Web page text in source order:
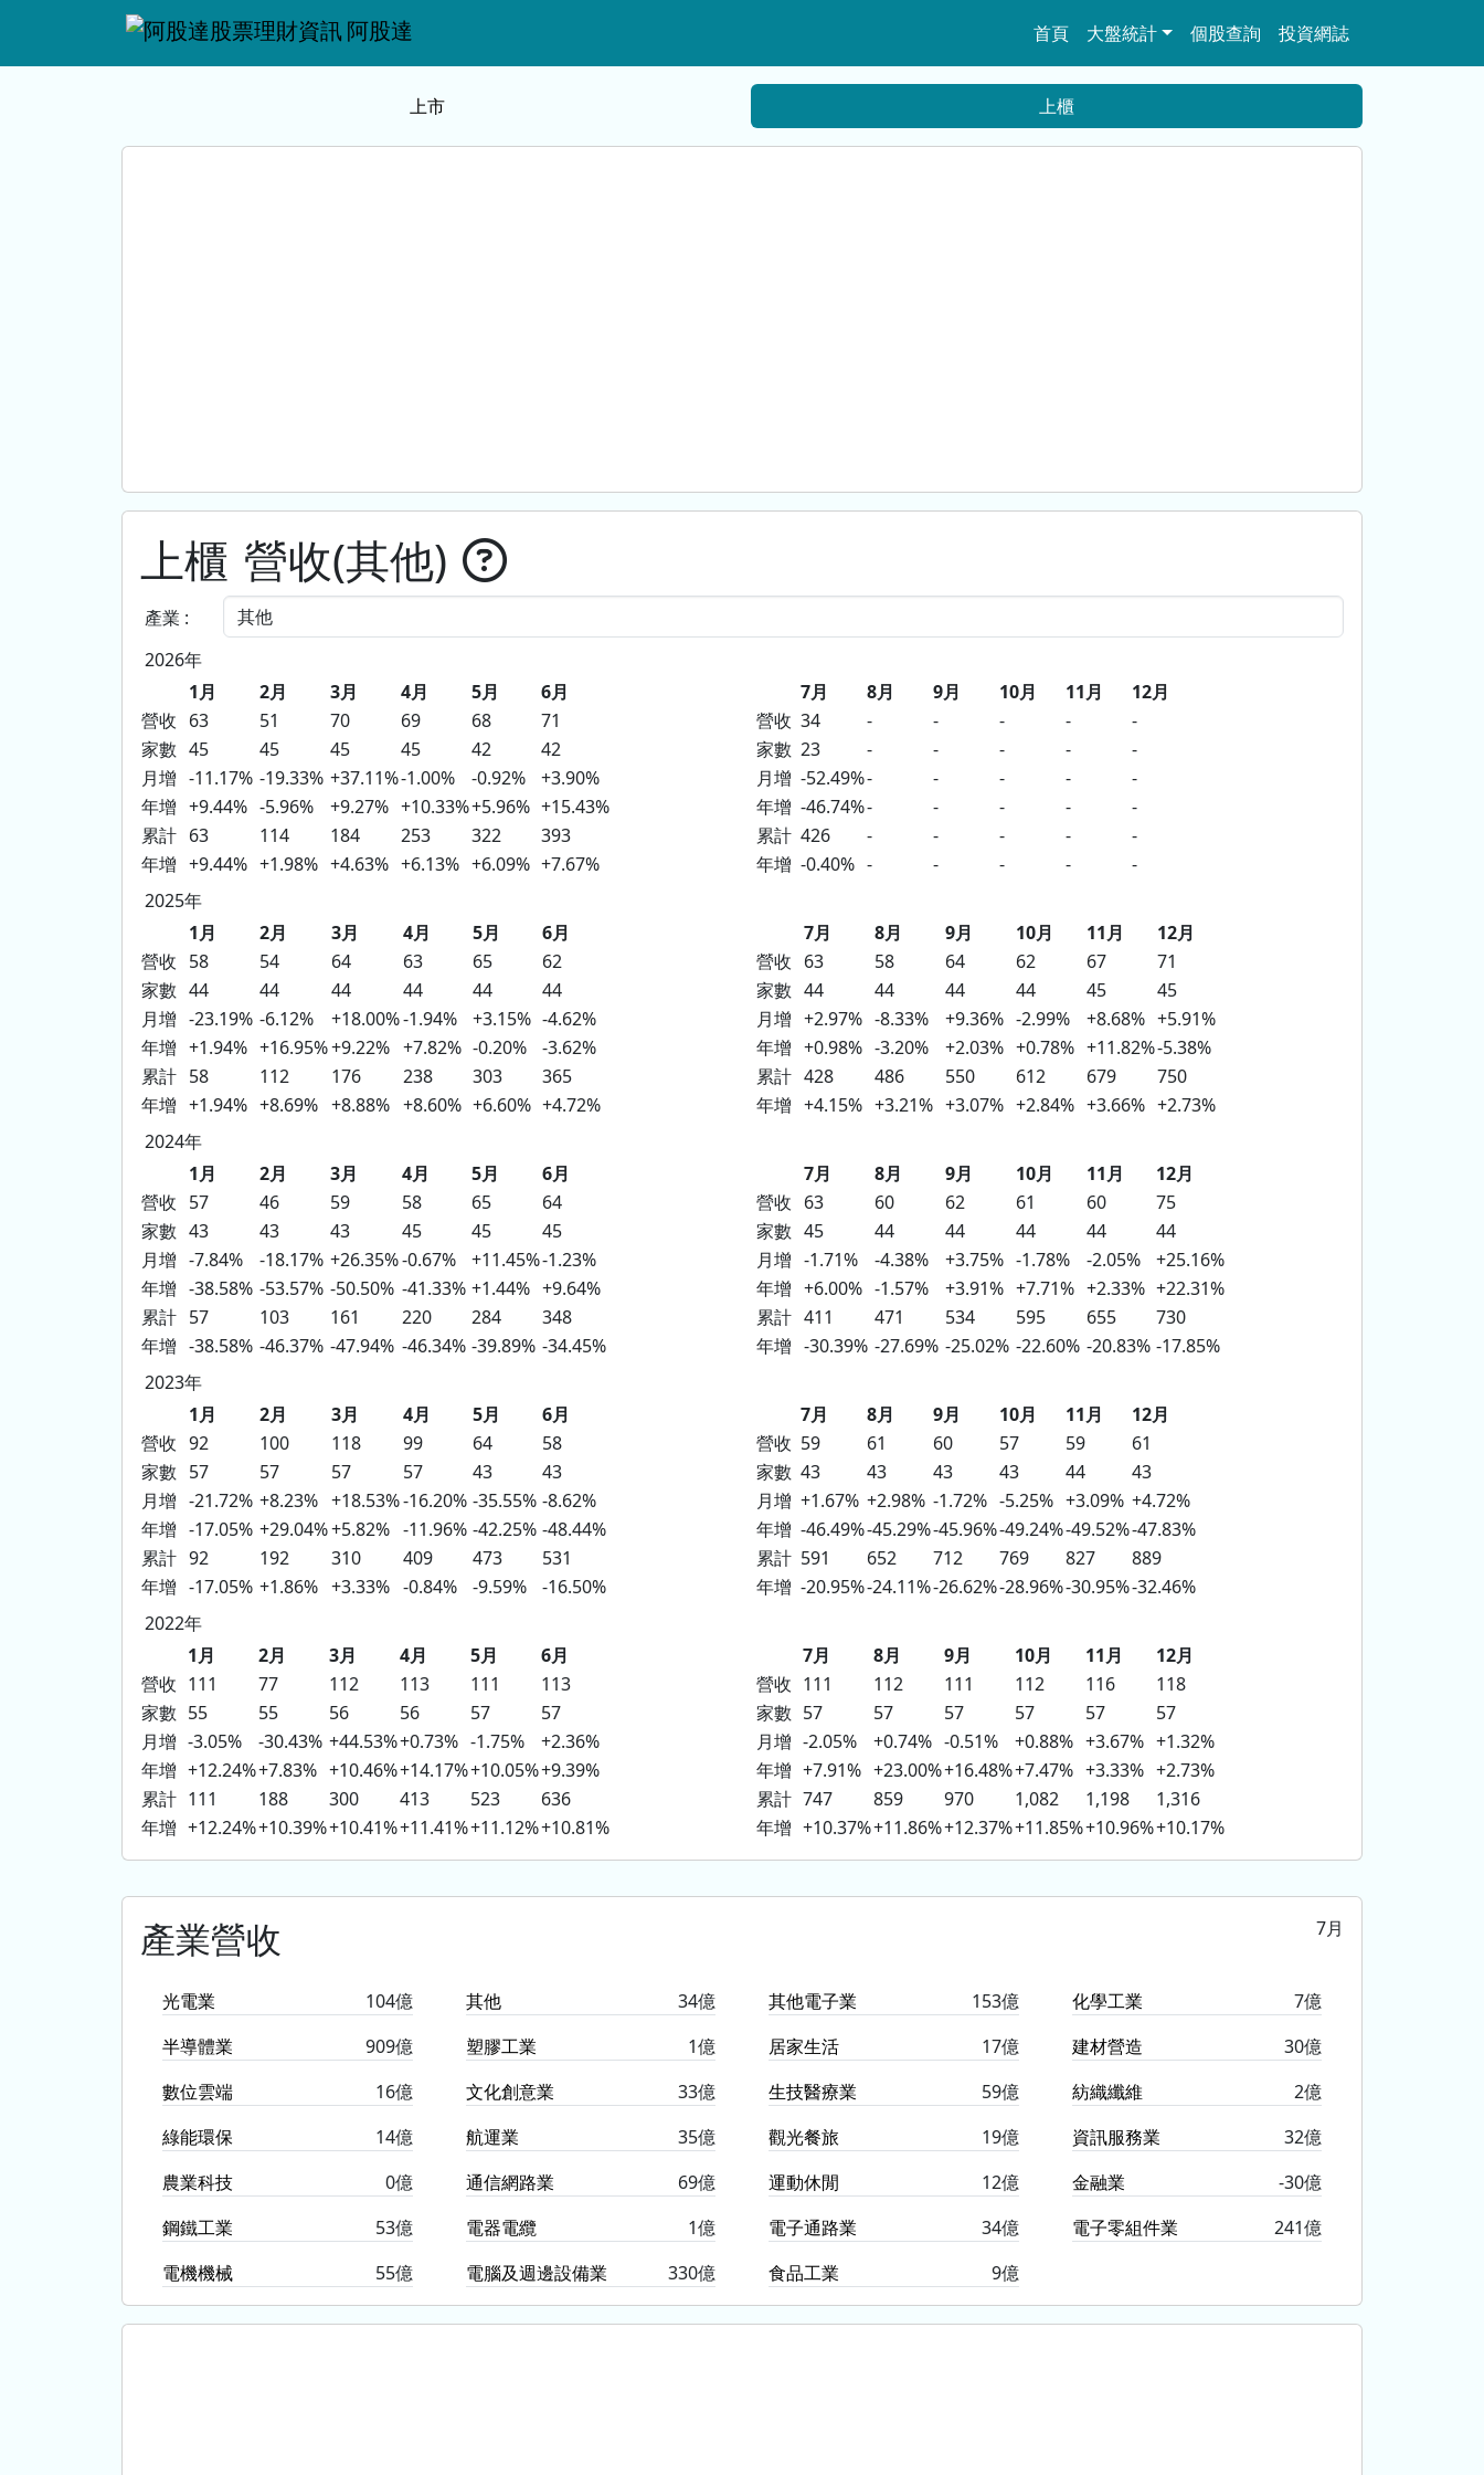
阿股達 首頁 大盤統計 個股查詢 投資網誌
上市 上櫃
上櫃 營收(其他)
產業 :
2026年
1月
2月 3月 4月 5月
6月
營收 63 51 70 69 68
71
家數 45 45 45 45 42
42
月增 -11.17% -19.33% +37.11%-1.00% -0.92%
+3.90%
年增 +9.44% -5.96% +9.27% +10.33%+5.96% +15.43%
累計 63 114 184 253 322
393
年增 +9.44% +1.98% +4.63% +6.13% +6.09% +7.67%
7月 8月 9月 10月 11月
12月
營收 34 - - - -
-
家數 23 - - - -
-
月增 -52.49%- - - -
-
年增 -46.74%- - - -
-
累計 426 - - - -
-
年增 -0.40% - - - -
-
2025年
1月
2月 3月 4月 5月
6月
營收 58 54 64 63 65
62
家數 44 44 44 44 44
44
月增 -23.19% -6.12% +18.00%-1.94% +3.15% -4.62%
年增 +1.94% +16.95%+9.22% +7.82% -0.20%
-3.62%
累計 58 112 176 238 303
365
年增 +1.94% +8.69% +8.88% +8.60% +6.60% +4.72%
7月 8月 9月 10月 11月
12月
營收 63 58 64 62 67
71
家數 44 44 44 44 45
45
月增 +2.97% -8.33% +9.36% -2.99% +8.68% +5.91%
年增 +0.98% -3.20% +2.03% +0.78% +11.82%-5.38%
累計 428 486 550 612 679
750
年增 +4.15% +3.21% +3.07% +2.84% +3.66% +2.73%
2024年
1月
2月 3月 4月 5月
6月
營收 57 46 59 58 65
64
家數 43 43 43 45 45
45
月增 -7.84% -18.17% +26.35%-0.67% +11.45%-1.23%
年增 -38.58% -53.57% -50.50% -41.33% +1.44% +9.64%
累計 57 103 161 220 284
348
年增 -38.58% -46.37% -47.94% -46.34% -39.89% -34.45%
7月 8月 9月 10月 11月
12月
營收 63 60 62 61 60
75
家數 45 44 44 44 44
44
月增 -1.71% -4.38% +3.75% -1.78% -2.05%
+25.16%
年增 +6.00% -1.57% +3.91% +7.71% +2.33% +22.31%
累計 411 471 534 595 655
730
年增 -30.39% -27.69% -25.02% -22.60% -20.83% -17.85%
2023年
1月
2月 3月 4月 5月
6月
營收 92 100 118 99 64
58
家數 57 57 57 57 43
43
月增 -21.72% +8.23% +18.53%-16.20% -35.55% -8.62%
年增 -17.05% +29.04%+5.82% -11.96% -42.25% -48.44%
累計 92 192 310 409 473
531
年增 -17.05% +1.86% +3.33% -0.84% -9.59% -16.50%
7月 8月 9月 10月 11月
12月
營收 59 61 60 57 59
61
家數 43 43 43 43 44
43
月增 +1.67% +2.98% -1.72% -5.25% +3.09% +4.72%
年增 -46.49%-45.29%-45.96%-49.24%-49.52%-47.83%
累計 591 652 712 769 827
889
年增 -20.95%-24.11%-26.62%-28.96%-30.95%-32.46%
2022年
1月
2月 3月 4月 5月
6月
營收 111 77 112 113 111
113
家數 55 55 56 56 57
57
月增 -3.05% -30.43% +44.53%+0.73% -1.75%
+2.36%
年增 +12.24%+7.83% +10.46%+14.17%+10.05%+9.39%
累計 111 188 300 413 523
636
年增 +12.24%+10.39%+10.41%+11.41%+11.12%+10.81%
7月 8月 9月 10月 11月
12月
營收 111 112 111 112 116
118
家數 57 57 57 57 57
57
月增 -2.05% +0.74% -0.51% +0.88% +3.67% +1.32%
年增 +7.91% +23.00%+16.48%+7.47% +3.33% +2.73%
累計 747 859 970 1,082 1,198
1,316
年增 +10.37%+11.86%+12.37%+11.85%+10.96%+10.17%
產業營收 7月
光電業 104億 其他 34億 其他電子業 153億 化學工業
7億
半導體業
909億 塑膠工業 1億 居家生活 17億 建材營造
30億
數位雲端
16億 文化創意業 33億 生技醫療業 59億 紡織纖維
2億
綠能環保
14億 航運業 35億 觀光餐旅 19億 資訊服務業
32億
農業科技
0億 通信網路業 69億 運動休閒 12億 金融業
-30億
鋼鐵工業
53億 電器電纜 1億 電子通路業 34億 電子零組件業
241億
電機機械
55億 電腦及週邊設備業 330億 食品工業 9億